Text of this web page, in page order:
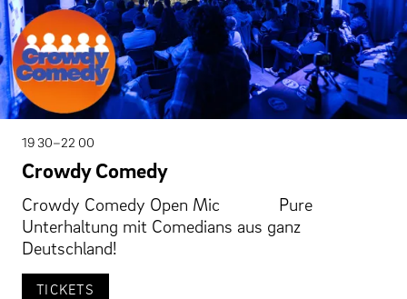
19 30–22 00
Crowdy Comedy
Crowdy Comedy Open Mic Pure
Unterhaltung mit Comedians aus ganz
Deutschland!
TICKETS